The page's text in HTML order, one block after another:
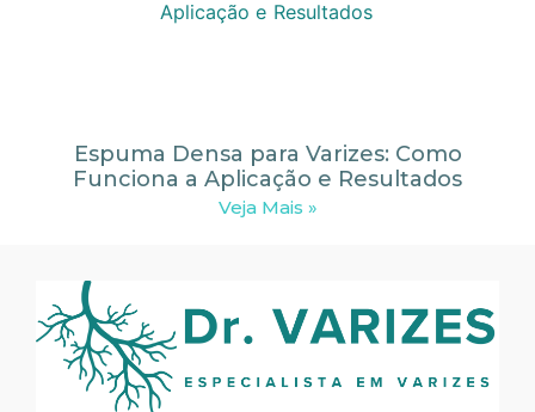
Espuma Densa para Varizes: Como
Funciona a Aplicação e Resultados
Veja Mais »